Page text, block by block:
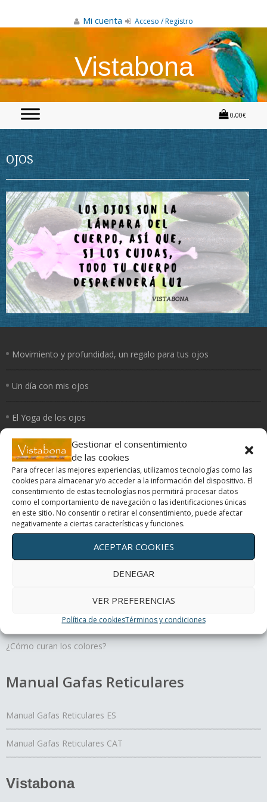
Gestionar el consentimiento
de las cookies
Para ofrecer las mejores experiencias, utilizamos tecnologías como las
cookies para almacenar y/o acceder a la información del dispositivo. El
consentimiento de estas tecnologías nos permitirá procesar datos
como el comportamiento de navegación o las identificaciones únicas
en este sitio. No consentir o retirar el consentimiento, puede afectar
negativamente a ciertas características y funciones.
ACEPTAR COOKIES
DENEGAR
VER PREFERENCIAS
Política de cookiesTérminos y condiciones
Mi cuenta Acceso / Registro
Vistabona
0,00€
OJOS
Movimiento y profundidad, un regalo para tus ojos
Un día con mis ojos
El Yoga de los ojos
Periferia
¿Cómo curan los colores?
Terapias oculares
Movimiento y profundidad, un regalo para tus ojos
¿Cómo curan los colores?
Manual Gafas Reticulares
Manual Gafas Reticulares ES
Manual Gafas Reticulares CAT
Vistabona